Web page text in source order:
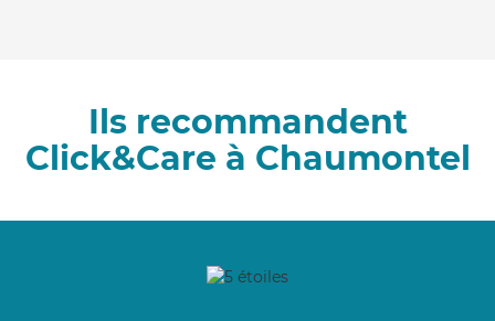
Ils recommandent
Click&Care à Chaumontel